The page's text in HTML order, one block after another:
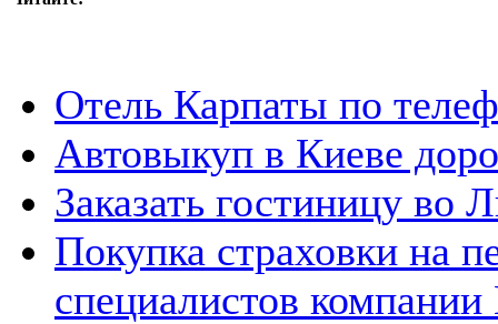
Отель Карпаты по
Автовыкуп в Киеве
Заказать гостиницу
Покупка страховки на
специалистов